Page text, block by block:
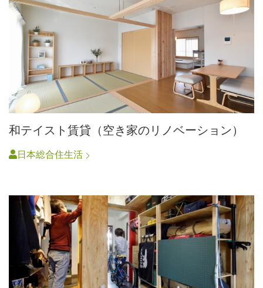
和テイスト賃貸（空き家のリノベーション）
日本総合住生活